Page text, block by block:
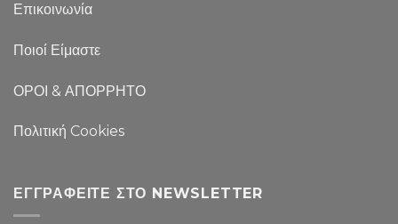
Επικοινωνία
Ποιοί Είμαστε
ΟΡΟΙ & ΑΠΟΡΡΗΤΟ
Πολιτική Cookies
ΕΓΓΡΑΦΕΊΤΕ ΣΤΟ NEWSLETTER